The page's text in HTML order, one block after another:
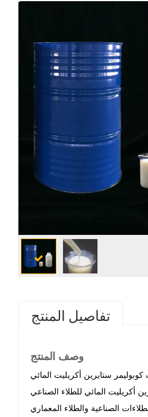
تفاصيل المنتج
وصف المنتج
أكريليت المائي للطلاء الصناعي